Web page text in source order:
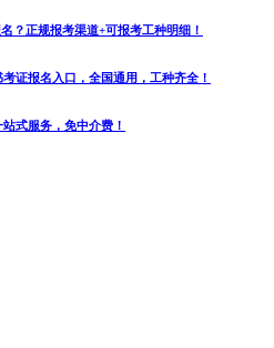
？正规报考渠道+可报考工种明细！
证报名入口，全国通用，工种齐全！
式服务，免中介费！